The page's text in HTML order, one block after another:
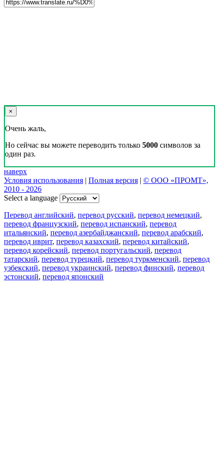
×
Очень жаль,
Но сейчас вы можете переводить только 5000 символов за
один раз.
наверх
Условия использования | Полная версия | © ООО «ПРОМТ»,
2010 - 2026
Select a language
Перевод английский, перевод русский, перевод немецкий,
перевод французский, перевод испанский, перевод
итальянский, перевод азербайджанский, перевод арабский,
перевод иврит, перевод казахский, перевод китайский,
перевод корейский, перевод португальский, перевод
татарский, перевод турецкий, перевод туркменский, перевод
узбекский, перевод украинский, перевод финский, перевод
эстонский, перевод японский